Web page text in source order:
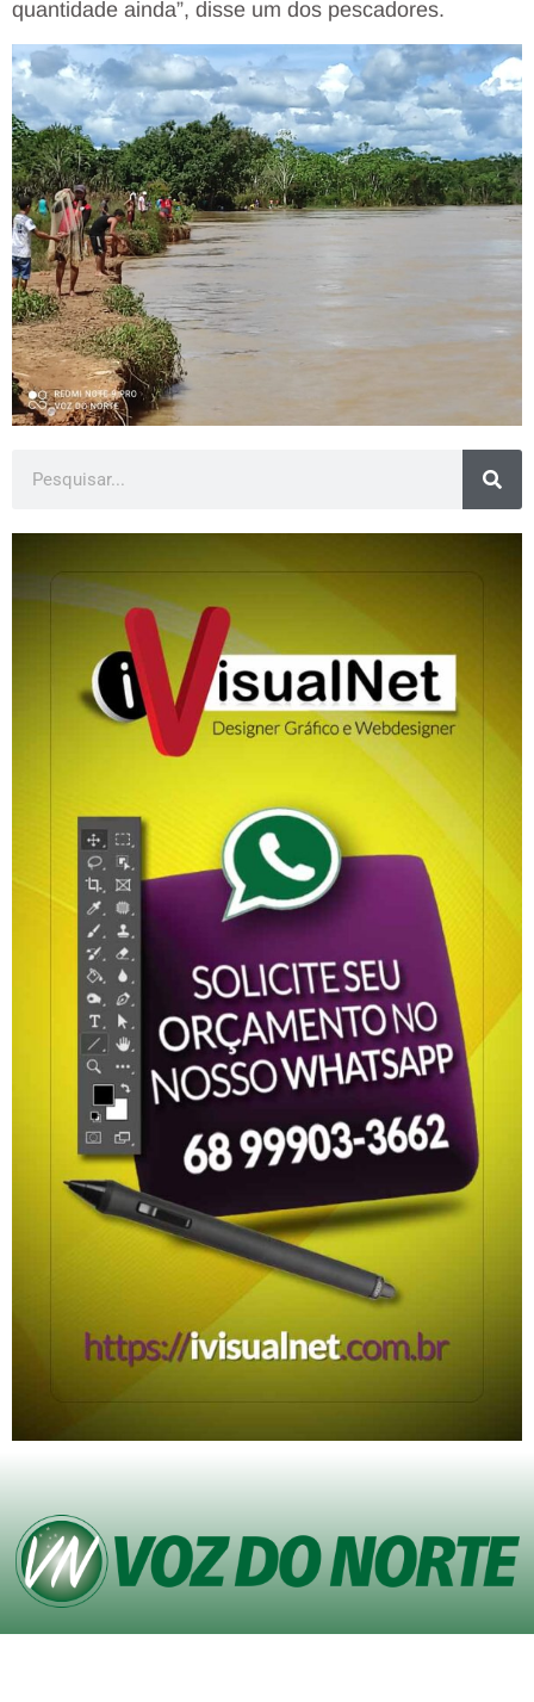
quantidade ainda”, disse um dos pescadores.